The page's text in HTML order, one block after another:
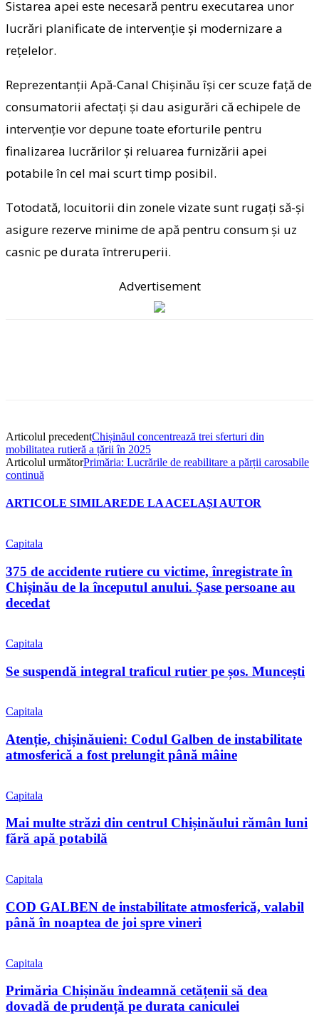
Sistarea apei este necesară pentru executarea unor
lucrări planificate de intervenție și modernizare a
rețelelor.
Reprezentanții Apă-Canal Chișinău își cer scuze față de
consumatorii afectați și dau asigurări că echipele de
intervenție vor depune toate eforturile pentru
finalizarea lucrărilor și reluarea furnizării apei
potabile în cel mai scurt timp posibil.
Totodată, locuitorii din zonele vizate sunt rugați să-și
asigure rezerve minime de apă pentru consum și uz
casnic pe durata întreruperii.
Advertisement
Articolul precedentChișinăul concentrează trei sferturi din
mobilitatea rutieră a țării în 2025
Articolul următorPrimăria: Lucrările de reabilitare a părții carosabile
continuă
ARTICOLE SIMILAREDE LA ACELAȘI AUTOR
Capitala
375 de accidente rutiere cu victime, înregistrate în
Chișinău de la începutul anului. Șase persoane au
decedat
Capitala
Se suspendă integral traficul rutier pe șos. Muncești
Capitala
Atenție, chișinăuieni: Codul Galben de instabilitate
atmosferică a fost prelungit până mâine
Capitala
Mai multe străzi din centrul Chișinăului rămân luni
fără apă potabilă
Capitala
COD GALBEN de instabilitate atmosferică, valabil
până în noaptea de joi spre vineri
Capitala
Primăria Chișinău îndeamnă cetățenii să dea
dovadă de prudență pe durata caniculei